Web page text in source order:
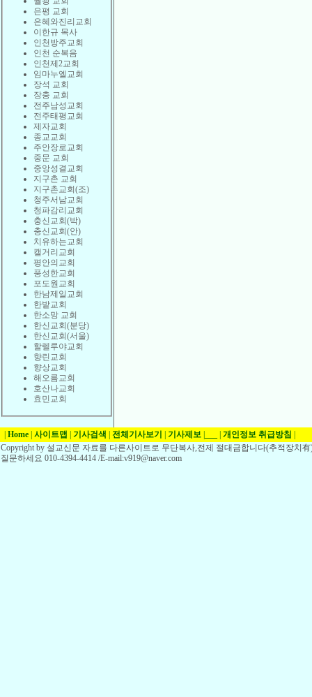
은평 교회
은혜와진리교회
이한규 목사
인천방주교회
인천 순복음
인천제2교회
임마누엘교회
장석 교회
장충 교회
전주남성교회
전주태평교회
제자교회
종교교회
주안장로교회
중문 교회
중앙성결교회
지구촌 교회
지구촌교회(조)
청주서남교회
청파감리교회
충신교회(박)
충신교회(안)
치유하는교회
캘거리교회
평안의교회
풍성한교회
포도원교회
한남제일교회
한밭교회
한소망 교회
한신교회(분당)
한신교회(서울)
할렐루야교회
향린교회
향상교회
해오름교회
호산나교회
효민교회
Home 사이트맵 기사검색 전체기사보기 기사제보 개인정보 취급방침
Copyright by 설교신문 자료를 다른사이트로 무단복사,전제 절대금합니다(추적장치
질문하세요 010-4394-4414 /E-mail:v919@naver.com